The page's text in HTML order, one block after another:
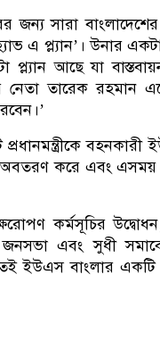
জন্য সারা
এ প্ল্যান’। উনার
প্ল্যান আছে যা
তারেক রহমান
অবতরণ করে এবং এসময়
কর্মসূচির
জনসভা এবং সুধী
ইউএস বাংলার একটি